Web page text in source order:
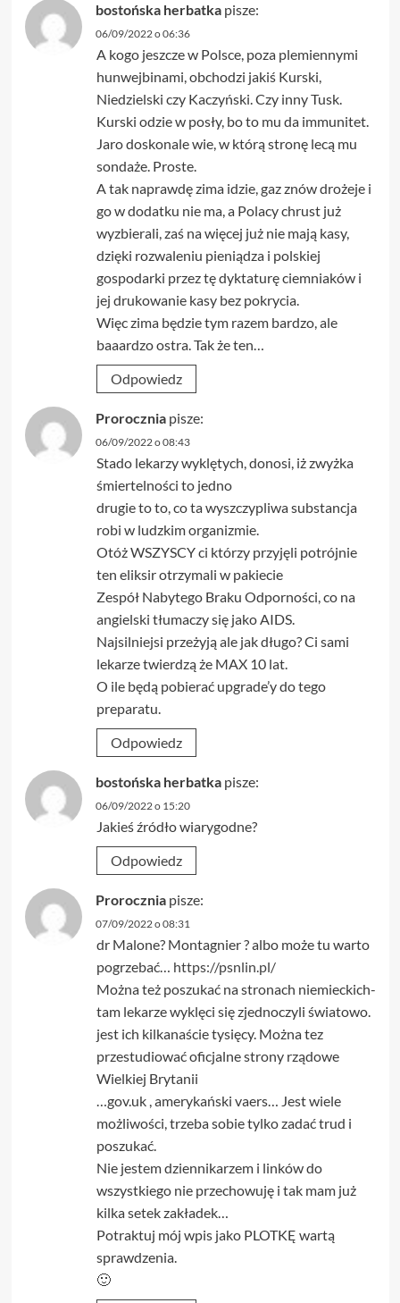
bostońska herbatka pisze:
06/09/2022 o 06:36
A kogo jeszcze w Polsce, poza plemiennymi
hunwejbinami, obchodzi jakiś Kurski,
Niedzielski czy Kaczyński. Czy inny Tusk.
Kurski odzie w posły, bo to mu da immunitet.
Jaro doskonale wie, w którą stronę lecą mu
sondaże. Proste.
A tak naprawdę zima idzie, gaz znów drożeje i
go w dodatku nie ma, a Polacy chrust już
wyzbierali, zaś na więcej już nie mają kasy,
dzięki rozwaleniu pieniądza i polskiej
gospodarki przez tę dyktaturę ciemniaków i
jej drukowanie kasy bez pokrycia.
Więc zima będzie tym razem bardzo, ale
baaardzo ostra. Tak że ten…
Odpowiedz
Prorocznia pisze:
06/09/2022 o 08:43
Stado lekarzy wyklętych, donosi, iż zwyżka
śmiertelności to jedno
drugie to to, co ta wyszczypliwa substancja
robi w ludzkim organizmie.
Otóż WSZYSCY ci którzy przyjęli potrójnie
ten eliksir otrzymali w pakiecie
Zespół Nabytego Braku Odporności, co na
angielski tłumaczy się jako AIDS.
Najsilniejsi przeżyją ale jak długo? Ci sami
lekarze twierdzą że MAX 10 lat.
O ile będą pobierać upgrade’y do tego
preparatu.
Odpowiedz
bostońska herbatka pisze:
06/09/2022 o 15:20
Jakieś źródło wiarygodne?
Odpowiedz
Prorocznia pisze:
07/09/2022 o 08:31
dr Malone? Montagnier ? albo może tu warto
pogrzebać… https://psnlin.pl/
Można też poszukać na stronach niemieckich-
tam lekarze wyklęci się zjednoczyli światowo.
jest ich kilkanaście tysięcy. Można tez
przestudiować oficjalne strony rządowe
Wielkiej Brytanii
…gov.uk , amerykański vaers… Jest wiele
możliwości, trzeba sobie tylko zadać trud i
poszukać.
Nie jestem dziennikarzem i linków do
wszystkiego nie przechowuję i tak mam już
kilka setek zakładek…
Potraktuj mój wpis jako PLOTKĘ wartą
sprawdzenia.
🙂